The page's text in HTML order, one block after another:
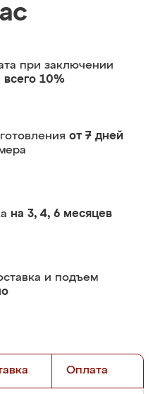
при заключении
всего 10%
от 7 дней
на 3, 4, 6 месяцев
и подъем
Оплата